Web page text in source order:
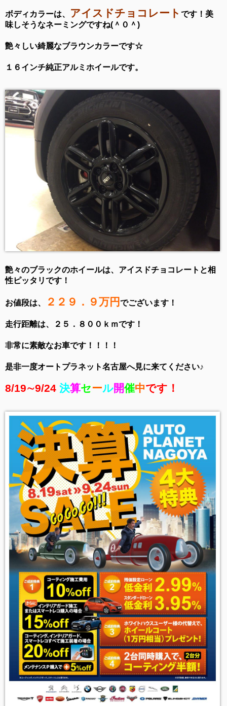
ボディカラーは、 アイスドチョコレート です！美
味しそうなネーミングですね(＾０＾)
艶々しい綺麗なブラウンカラーです☆
１６インチ純正アルミホイールです。
艶々のブラックのホイールは、アイスドチョコレートと相
性ピッタリです！
お値段は、 ２２９．９万円 でございます！
走行距離は、２５．８００ｋｍです！
非常に素敵なお車です！！！！
是非一度オートプラネット名古屋へ見に来てください♪
8/19∼9/24 決算セール開催中です！